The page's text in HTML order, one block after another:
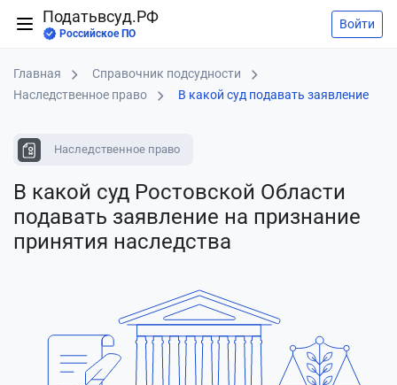
Податьвсуд.РФ
Российское ПО
Войти
Главная
Справочник подсудности
Наследственное право
В какой суд подавать заявление
Наследственное право
В какой суд Ростовской Области
подавать заявление на признание
принятия наследства